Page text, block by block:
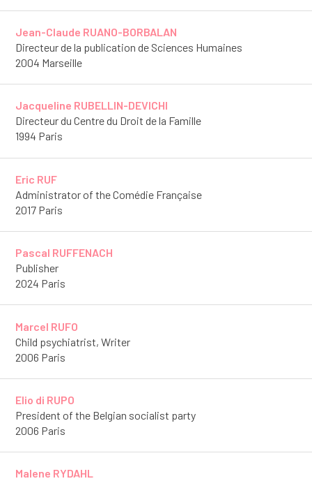
Jean-Claude RUANO-BORBALAN
Directeur de la publication de Sciences Humaines
2004 Marseille
Jacqueline RUBELLIN-DEVICHI
Directeur du Centre du Droit de la Famille
1994 Paris
Eric RUF
Administrator of the Comédie Française
2017 Paris
Pascal RUFFENACH
Publisher
2024 Paris
Marcel RUFO
Child psychiatrist, Writer
2006 Paris
Elio di RUPO
President of the Belgian socialist party
2006 Paris
Malene RYDAHL